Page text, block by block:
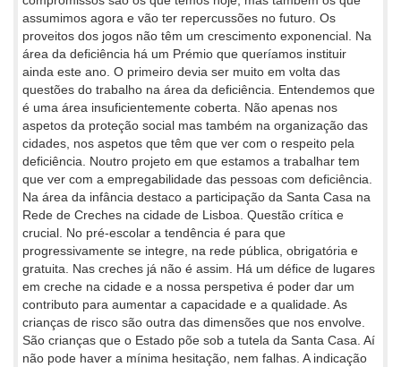
assumimos agora e vão ter repercussões no futuro. Os
proveitos dos jogos não têm um crescimento exponencial. Na
área da deficiência há um Prémio que queríamos instituir
ainda este ano. O primeiro devia ser muito em volta das
questões do trabalho na área da deficiência. Entendemos que
é uma área insuficientemente coberta. Não apenas nos
aspetos da proteção social mas também na organização das
cidades, nos aspetos que têm que ver com o respeito pela
deficiência. Noutro projeto em que estamos a trabalhar tem
que ver com a empregabilidade das pessoas com deficiência.
Na área da infância destaco a participação da Santa Casa na
Rede de Creches na cidade de Lisboa. Questão crítica e
crucial. No pré-escolar a tendência é para que
progressivamente se integre, na rede pública, obrigatória e
gratuita. Nas creches já não é assim. Há um défice de lugares
em creche na cidade e a nossa perspetiva é poder dar um
contributo para aumentar a capacidade e a qualidade. As
crianças de risco são outra das dimensões que nos envolve.
São crianças que o Estado põe sob a tutela da Santa Casa. Aí
não pode haver a mínima hesitação, nem falhas. A indicação